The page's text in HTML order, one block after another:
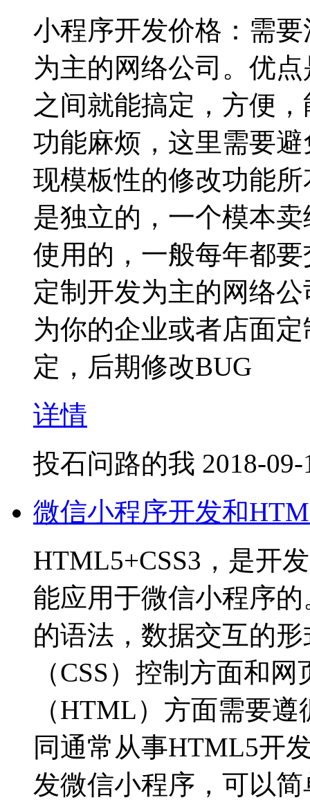
小程序开发价格：需
为主的网络公司。优
之间就能搞定，方便
功能麻烦，这里需要
现模板性的修改功能
是独立的，一个模本
使用的，一般每年都
定制开发为主的网络
为你的企业或者店面
定，后期修改BUG
详情
投石问路的我 2018-
微信小程序开发和
HTML5+CSS3，是开
能应用于微信小程序
的语法，数据交互的
（CSS）控制方面和
（HTML）方面需要
同通常从事HTML5开
发微信小程序，可以